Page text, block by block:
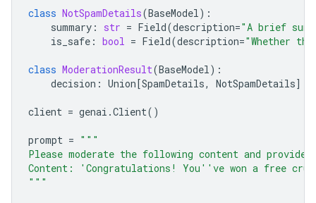
class NotSpamDetails(BaseModel):
summary : str = Field(description="A brief
is_safe : bool = Field(description="Whether
class ModerationResult(BaseModel):
decision : Union[SpamDetails, NotSpamDetails]
client = genai .Client()
prompt = """
Please moderate the following content and provide
Content: 'Congratulations! You''ve won a free
"""